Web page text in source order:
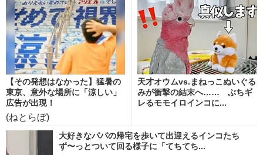
【その発想はなかった】猛暑の
東京、意外な場所に「涼しい」
広告が出現！
(ねとらぼ)
天才オウムvs.まねっこぬいぐる
みが衝撃の結末へ…… ぶちギ
レるモモイロインコに...
大好きなパパの帰宅を歩いて出迎えるインコたち
ず〜っとついて回る様子に「てちてち...